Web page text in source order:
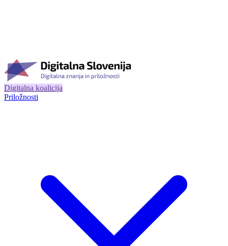
Digitalna koalicija
Priložnosti